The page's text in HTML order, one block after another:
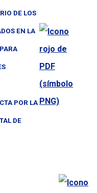
DE LOS
EN LA
POR LA
DE